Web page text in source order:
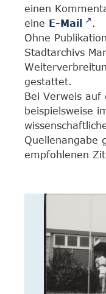
einen
eine E-Mail
.
Ohne
Stadtarchivs
gestattet.
Bei Verweis auf
beispielsweise
Quellenangabe
empfohlenen